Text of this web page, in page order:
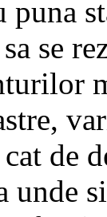
puna
se
de
unde